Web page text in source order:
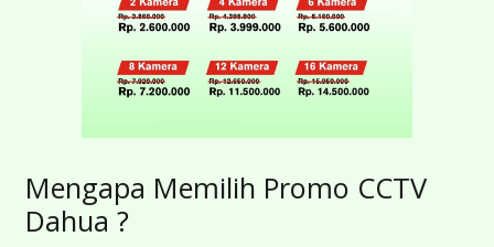
Mengapa Memilih Promo CCTV
Dahua ?